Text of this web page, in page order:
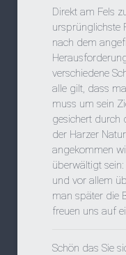
Direkt am Fels
ursprünglichste
nach dem
verschiedene
alle gilt, dass
muss um sein
gesichert durch
der Harzer
angekommen
überwältigt
und vor allem
man später die
freuen uns auf
Schön das Sie